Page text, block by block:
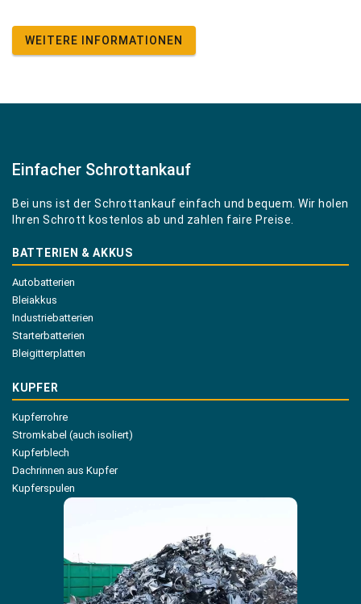
WEITERE INFORMATIONEN
Einfacher Schrottankauf
Bei uns ist der Schrottankauf einfach und bequem. Wir holen
Ihren Schrott kostenlos ab und zahlen faire Preise.
BATTERIEN & AKKUS
Autobatterien
Bleiakkus
Industriebatterien
Starterbatterien
Bleigitterplatten
KUPFER
Kupferrohre
Stromkabel (auch isoliert)
Kupferblech
Dachrinnen aus Kupfer
Kupferspulen